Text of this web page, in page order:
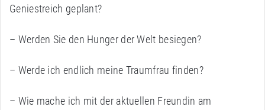
Geniestreich geplant?
– Werden Sie den Hunger der Welt besiegen?
– Werde ich endlich meine Traumfrau finden?
– Wie mache ich mit der aktuellen Freundin am